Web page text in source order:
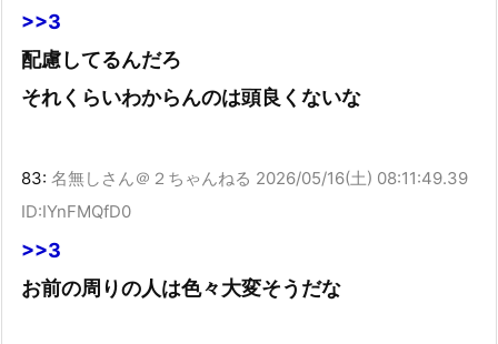
>>3
配慮してるんだろ
それくらいわからんのは頭良くないな
83: 名無しさん＠２ちゃんねる 2026/05/16(土) 08:11:49.39
ID:IYnFMQfD0
>>3
お前の周りの人は色々大変そうだな